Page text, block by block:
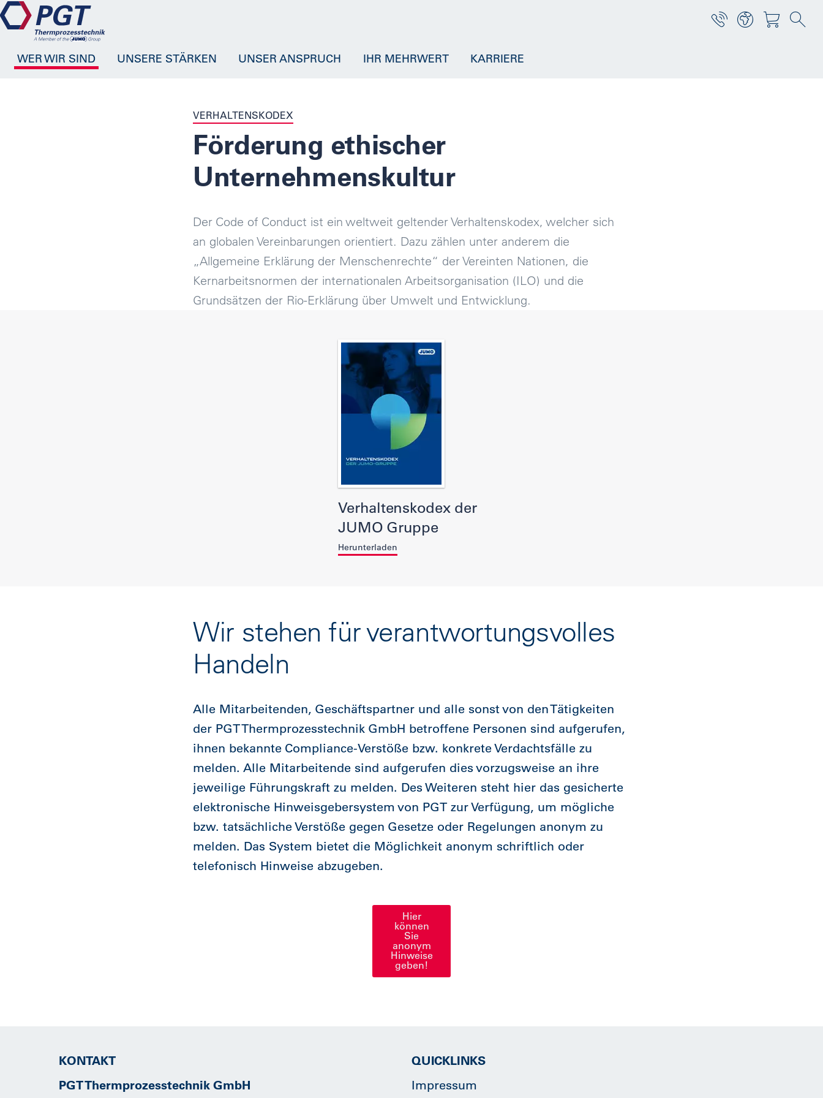
WER WIR SIND UNSERE STÄRKEN UNSER ANSPRUCH IHR MEHRWERT KARRIERE
VERHALTENSKODEX
Förderung ethischer
Unternehmenskultur
Der Code of Conduct ist ein weltweit geltender Verhaltenskodex, welcher sich
an globalen Vereinbarungen orientiert. Dazu zählen unter anderem die
„Allgemeine Erklärung der Menschenrechte“ der Vereinten Nationen, die
Kernarbeitsnormen der internationalen Arbeitsorganisation (ILO) und die
Grundsätzen der Rio-Erklärung über Umwelt und Entwicklung.
Verhaltenskodex der
JUMO Gruppe
Herunterladen
Wir stehen für verantwortungsvolles
Handeln
Alle Mitarbeitenden, Geschäftspartner und alle sonst von den Tätigkeiten
der PGT Thermprozesstechnik GmbH betroffene Personen sind aufgerufen,
ihnen bekannte Compliance-Verstöße bzw. konkrete Verdachtsfälle zu
melden. Alle Mitarbeitende sind aufgerufen dies vorzugsweise an ihre
jeweilige Führungskraft zu melden. Des Weiteren steht hier das gesicherte
elektronische Hinweisgebersystem von PGT zur Verfügung, um mögliche
bzw. tatsächliche Verstöße gegen Gesetze oder Regelungen anonym zu
melden. Das System bietet die Möglichkeit anonym schriftlich oder
telefonisch Hinweise abzugeben.
Hier
können
Sie
anonym
Hinweise
geben!
KONTAKT
PGT Thermprozesstechnik GmbH
QUICKLINKS
Impressum